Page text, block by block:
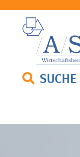
SUCHE